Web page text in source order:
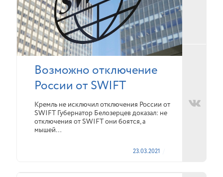
Возможно отключение
России от SWIFT
Кремль не исключил отключения России от
SWIFT Губернатор Белозерцев доказал: не
отключения от SWIFT они боятся, а
мышей…
23.03.2021